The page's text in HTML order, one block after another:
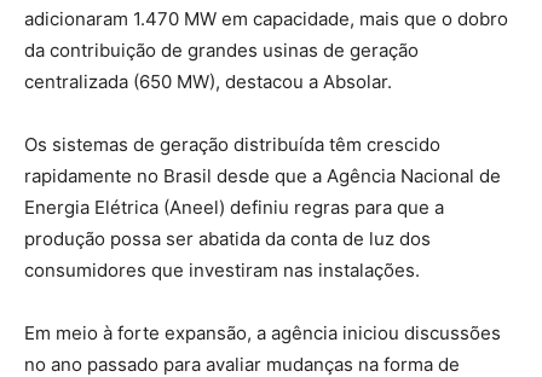
adicionaram 1.470 MW em capacidade, mais que o dobro
da contribuição de grandes usinas de geração
centralizada (650 MW), destacou a Absolar.
Os sistemas de geração distribuída têm crescido
rapidamente no Brasil desde que a Agência Nacional de
Energia Elétrica (Aneel) definiu regras para que a
produção possa ser abatida da conta de luz dos
consumidores que investiram nas instalações.
Em meio à forte expansão, a agência iniciou discussões
no ano passado para avaliar mudanças na forma de